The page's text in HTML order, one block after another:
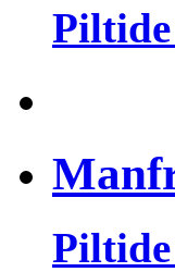
Piltide
Piltide